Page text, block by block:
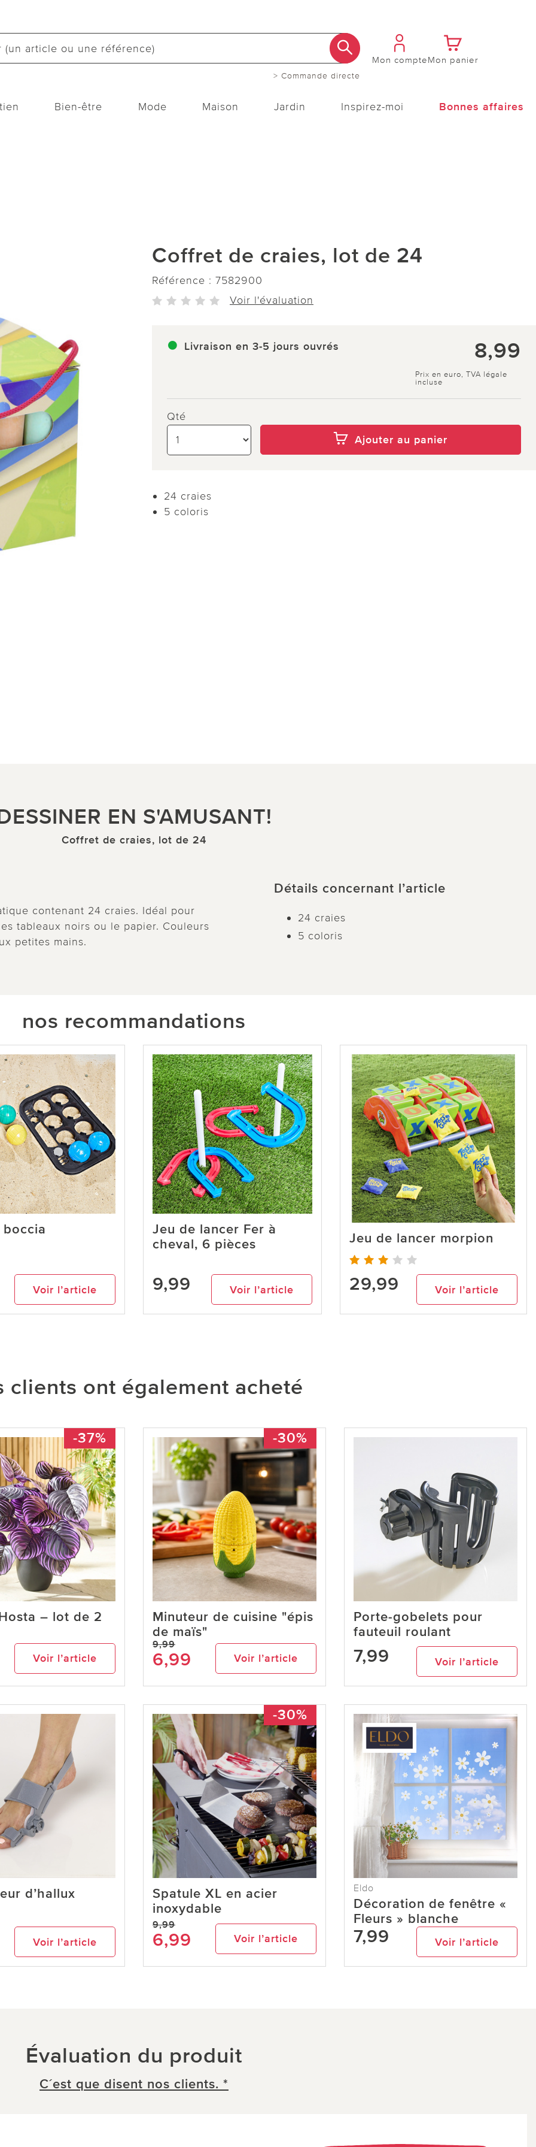
> Commande directe
Mon compteMon panier
Bien-être Mode Maison Jardin Inspirez-moi Bonnes affaires
Coffret de craies, lot de 24
Référence : 7582900
Voir l'évaluation
Livraison en 3-5 jours ouvrés 8,99
Prix en euro, TVA légale
incluse
Qté
Ajouter au panier
24 craies
5 coloris
EN S'AMUSANT!
Coffret de craies, lot de 24
contenant 24 craies. Idéal pour
tableaux noirs ou le papier. Couleurs
petites mains.
Détails concernant l’article
24 craies
5 coloris
nos recommandations
Voir l’article
Jeu de lancer Fer à
cheval, 6 pièces
9,99 Voir l’article
Jeu de lancer morpion
29,99 Voir l’article
clients ont également acheté
-37%
– lot de 2
Voir l’article
-30%
Minuteur de cuisine "épis
de maïs"
9,99
6,99 Voir l’article
Porte-gobelets pour
fauteuil roulant
7,99 Voir l’article
d’hallux
Voir l’article
-30%
Spatule XL en acier
inoxydable
9,99
6,99 Voir l’article
Eldo
Décoration de fenêtre «
Fleurs » blanche
7,99 Voir l’article
Évaluation du produit
C´est que disent nos clients. *